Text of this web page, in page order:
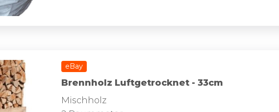
eBay
Brennholz Luftgetrocknet - 33cm
Mischholz